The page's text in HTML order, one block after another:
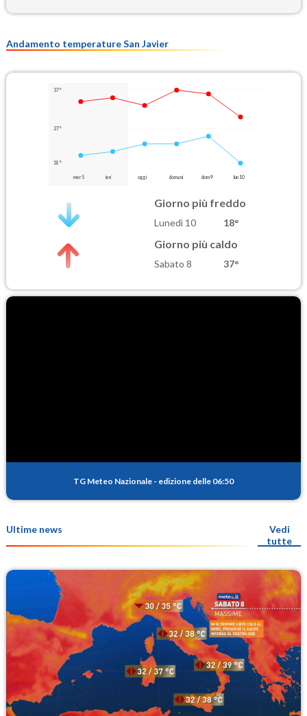
Andamento temperature San Javier
37°
27°
18°
mer 5 ieri oggi domani dom 9 lun 10
Giorno più freddo
Lunedì 10 18°
Giorno più caldo
Sabato 8 37°
TG Meteo Nazionale - edizione delle 06:50
Ultime news
Vedi
tutte